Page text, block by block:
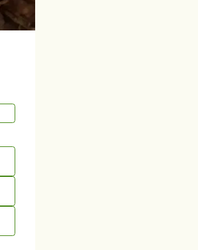
anpassen